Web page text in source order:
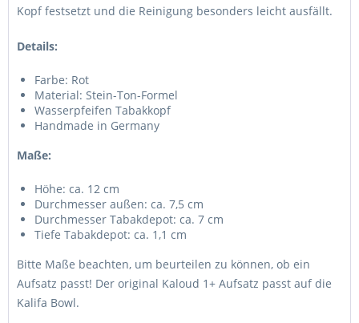
Kopf festsetzt und die Reinigung besonders leicht ausfällt.
Details:
Farbe: Rot
Material: Stein-Ton-Formel
Wasserpfeifen Tabakkopf
Handmade in Germany
Maße:
Höhe: ca. 12 cm
Durchmesser außen: ca. 7,5 cm
Durchmesser Tabakdepot: ca. 7 cm
Tiefe Tabakdepot: ca. 1,1 cm
Bitte Maße beachten, um beurteilen zu können, ob ein
Aufsatz passt! Der original Kaloud 1+ Aufsatz passt auf die
Kalifa Bowl.